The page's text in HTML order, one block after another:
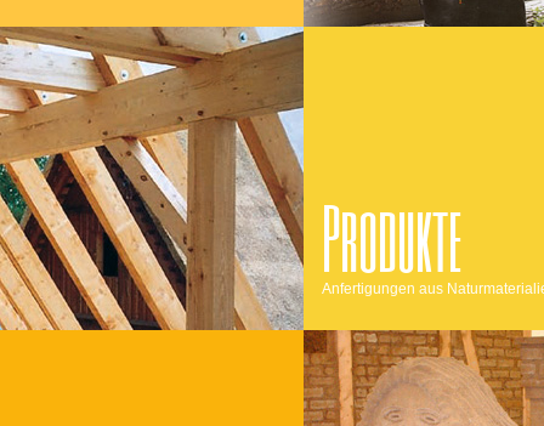
Produkte
Anfertigungen aus